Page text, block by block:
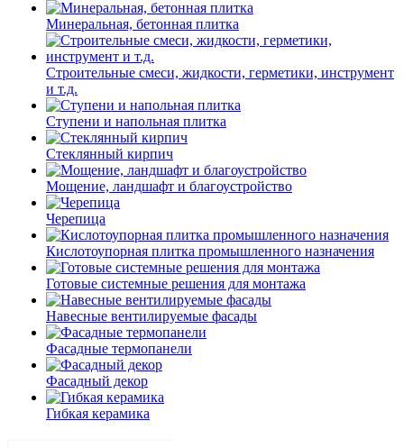
Минеральная, бетонная плитка
Строительные смеси, жидкости, герметики, инструмент
и т.д.
Ступени и напольная плитка
Cтеклянный кирпич
Мощение, ландшафт и благоустройство
Черепица
Кислотоупорная плитка промышленного назначения
Готовые системные решения для монтажа
Навесные вентилируемые фасады
Фасадные термопанели
Фасадный декор
Гибкая керамика